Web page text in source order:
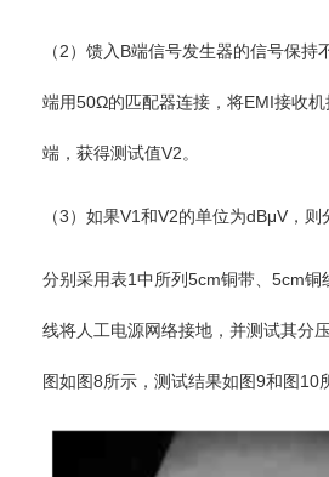
（2）馈入B端信号发生器的信号保持
端用50Ω的匹配器连接，将EMI接收
端，获得测试值V2。
（3）如果V1和V2的单位为dBμV，则
分别采用表1中所列5cm铜带、5cm铜
线将人工电源网络接地，并测试其分
图如图8所示，测试结果如图9和图10